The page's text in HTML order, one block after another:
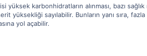
karbonhidratların alınması, bazı
sayılabilir. Bunların yanı sıra,
yol açabilir.